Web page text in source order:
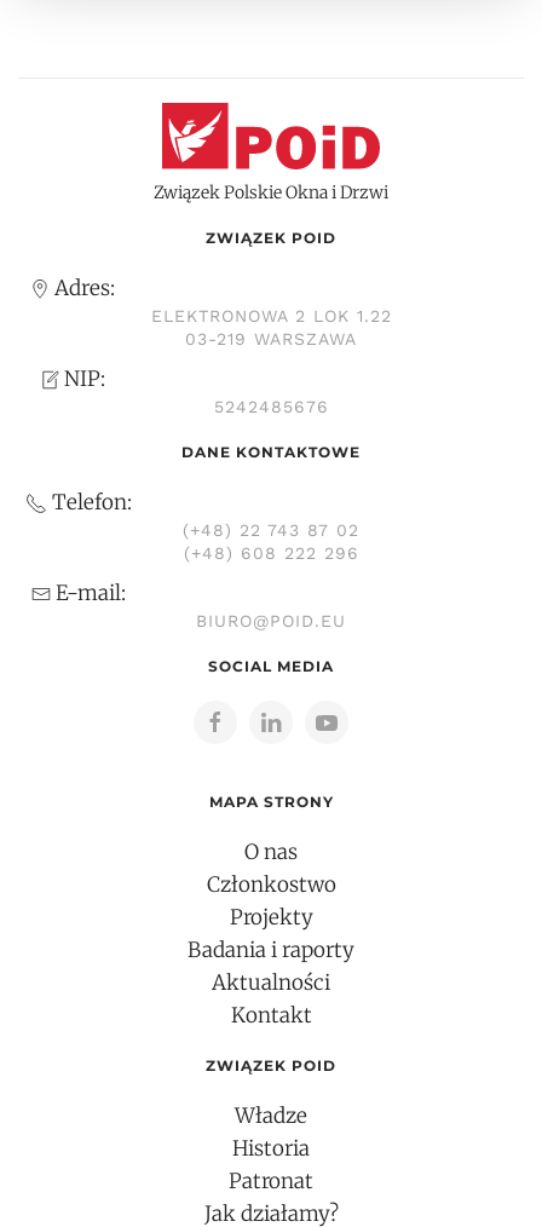
Związek Polskie Okna i Drzwi
ZWIĄZEK POID
Adres:
ELEKTRONOWA 2 LOK 1.22
03-219 WARSZAWA
NIP:
5242485676
DANE KONTAKTOWE
Telefon:
(+48) 22 743 87 02
(+48) 608 222 296
E-mail:
BIURO@POID.EU
SOCIAL MEDIA
MAPA STRONY
O nas
Członkostwo
Projekty
Badania i raporty
Aktualności
Kontakt
ZWIĄZEK POID
Władze
Historia
Patronat
Jak działamy?